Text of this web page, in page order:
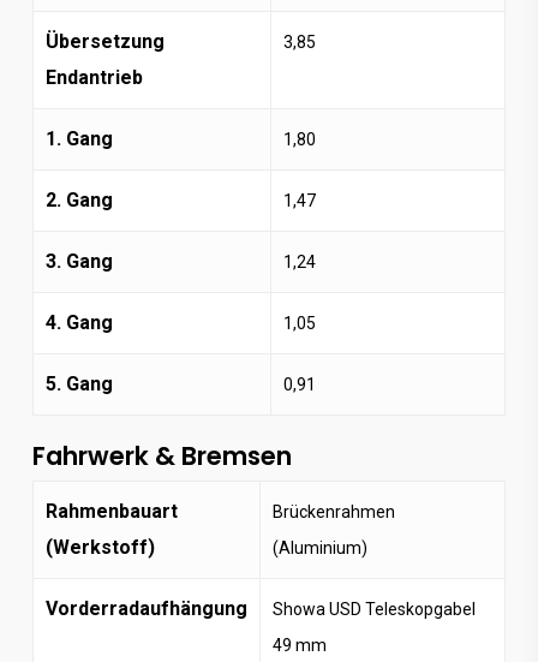
Übersetzung
Endantrieb
3,85
1. Gang 1,80
2. Gang 1,47
3. Gang 1,24
4. Gang 1,05
5. Gang 0,91
Fahrwerk & Bremsen
Rahmenbauart
(Werkstoff)
Brückenrahmen
(Aluminium)
Vorderradaufhängung
Showa USD Teleskopgabel
49 mm